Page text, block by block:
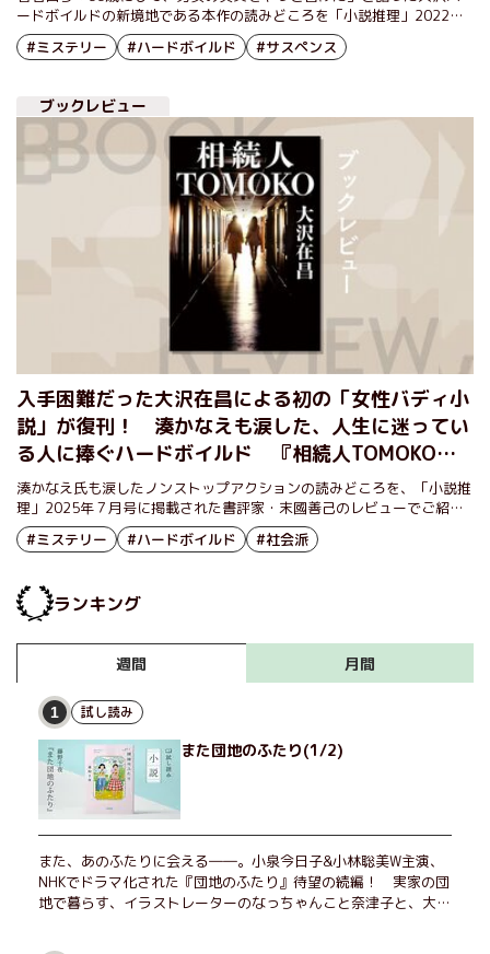
ードボイルドの新境地である本作の読みどころを「小説推理」2022年
８月号に掲載された書評家・細谷正充さんのレビューでご紹介する。
#ミステリー #ハードボイルド #サスペンス
ブックレビュー
入手困難だった大沢在昌による初の「女性バディ小
説」が復刊！ 湊かなえも涙した、人生に迷ってい
る人に捧ぐハードボイルド 『相続人TOMOKO』
大沢在昌
湊かなえ氏も涙したノンストップアクションの読みどころを、「小説推
理」2025年７月号に掲載された書評家・末國善己のレビューでご紹介
する。
#ミステリー #ハードボイルド #社会派
ランキング
週間 月間
1 試し読み
また団地のふたり(1/2)
また、あのふたりに会える――。小泉今日子&小林聡美W主演、
NHKでドラマ化された『団地のふたり』待望の続編！ 実家の団
地で暮らす、イラストレーターのなっちゃんこと奈津子と、大学